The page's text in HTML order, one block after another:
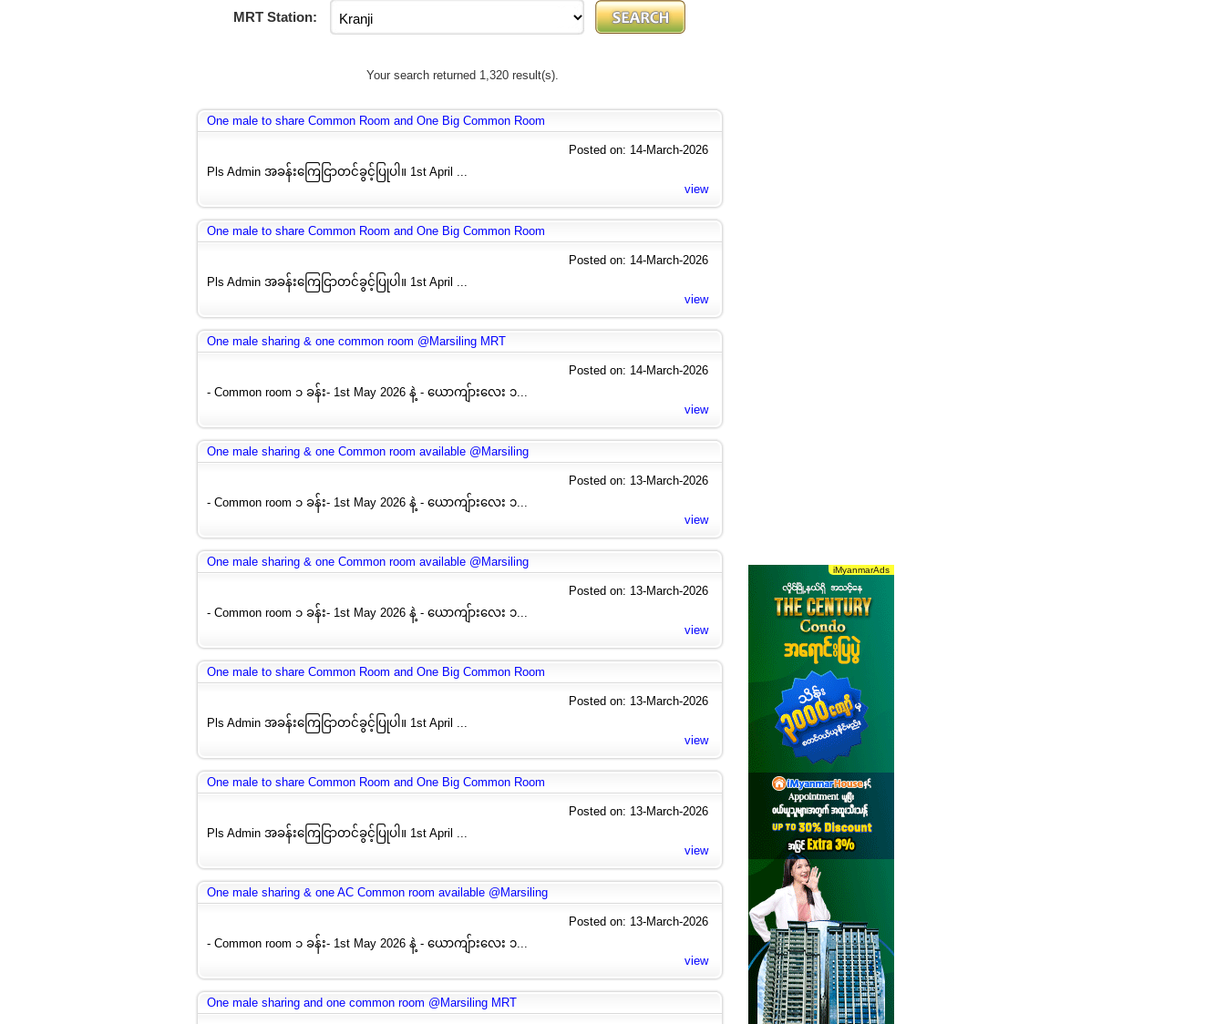
MRT Station:
Your search returned 1,320 result(s).
One male to share Common Room and One Big Common Room
Posted on: 14-March-2026
Pls Admin အခန်းကြေငြာတင်ခွင့်ပြုပါ။ 1st April ...
view
One male to share Common Room and One Big Common Room
Posted on: 14-March-2026
Pls Admin အခန်းကြေငြာတင်ခွင့်ပြုပါ။ 1st April ...
view
One male sharing & one common room @Marsiling MRT
Posted on: 14-March-2026
- Common room ၁ ခန်း- 1st May 2026 နဲ့ - ယောကျ်ားလေး ၁...
view
One male sharing & one Common room available @Marsiling
Posted on: 13-March-2026
- Common room ၁ ခန်း- 1st May 2026 နဲ့ - ယောကျ်ားလေး ၁...
view
One male sharing & one Common room available @Marsiling
Posted on: 13-March-2026
- Common room ၁ ခန်း- 1st May 2026 နဲ့ - ယောကျ်ားလေး ၁...
view
One male to share Common Room and One Big Common Room
Posted on: 13-March-2026
Pls Admin အခန်းကြေငြာတင်ခွင့်ပြုပါ။ 1st April ...
view
One male to share Common Room and One Big Common Room
Posted on: 13-March-2026
Pls Admin အခန်းကြေငြာတင်ခွင့်ပြုပါ။ 1st April ...
view
One male sharing & one AC Common room available @Marsiling
Posted on: 13-March-2026
- Common room ၁ ခန်း- 1st May 2026 နဲ့ - ယောကျ်ားလေး ၁...
view
One male sharing and one common room @Marsiling MRT